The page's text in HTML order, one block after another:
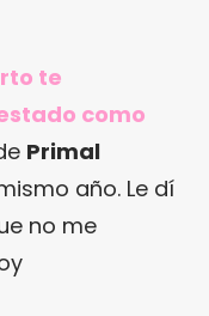
te
como
Primal
año. Le dí
no me